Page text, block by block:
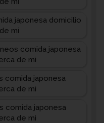
japonesa domicilio
mi
comida japonesa
de mi
comida japonesa
de mi
comida japonesa
de mi